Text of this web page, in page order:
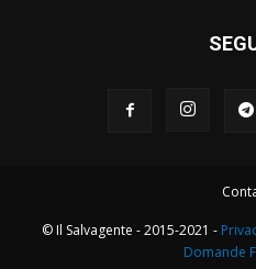
© Il Salvagente - 2015-2021 -
Domande